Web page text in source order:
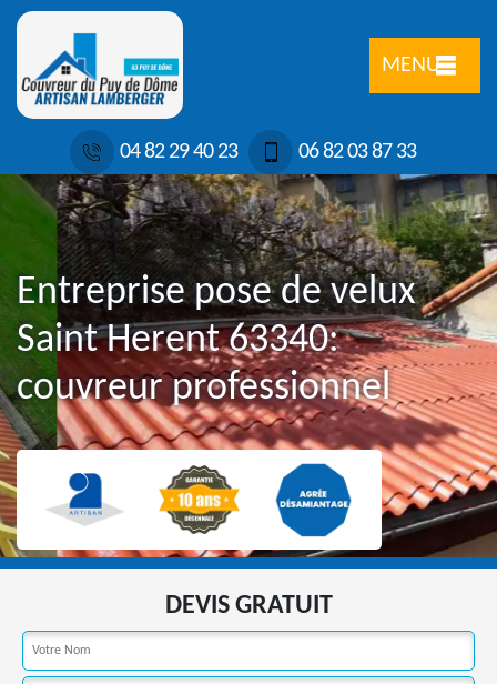
MENU
04 82 29 40 23 06 82 03 87 33
Entreprise pose de velux
Saint Herent 63340:
couvreur professionnel
DEVIS GRATUIT